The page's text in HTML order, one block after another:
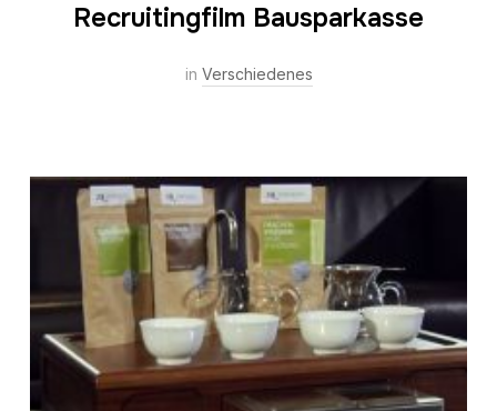
Recruitingfilm Bausparkasse
in Verschiedenes